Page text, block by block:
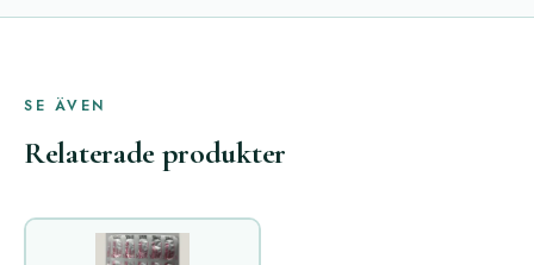
SE ÄVEN
Relaterade produkter